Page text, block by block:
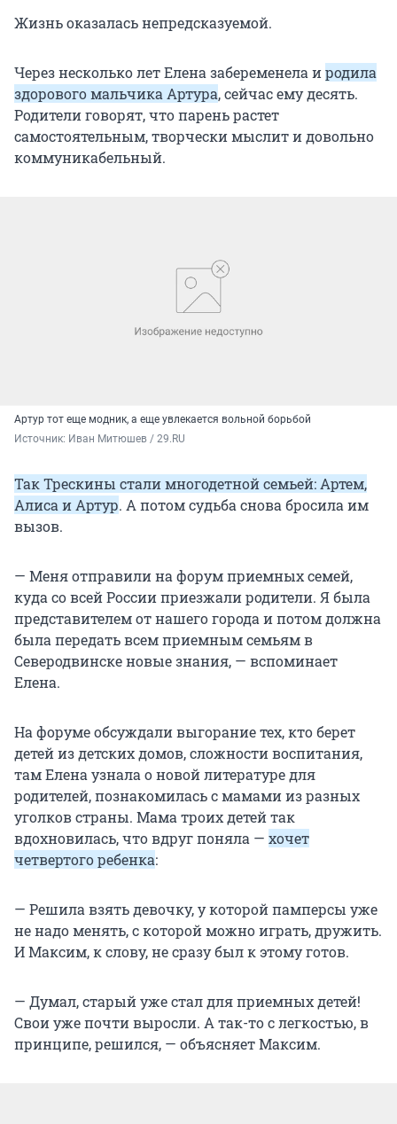
Жизнь оказалась непредсказуемой.
Через несколько лет Елена забеременела иродила
здорового мальчика Артура, сейчас ему десять.
Родители говорят, что парень растет
самостоятельным, творчески мыслит и довольно
коммуникабельный.
Артур тот еще модник, а еще увлекается вольной борьбой
Источник: Иван Митюшев / 29.RU
Так Трескины стали многодетной семьей: Артем,
Алиса и Артур. А потом судьба снова бросила им
вызов.
— Меня отправили на форум приемных семей,
куда со всей России приезжали родители. Я была
представителем от нашего города и потом должна
была передать всем приемным семьям в
Северодвинске новые знания, — вспоминает
Елена.
На форуме обсуждали выгорание тех, кто берет
детей из детских домов, сложности воспитания,
там Елена узнала о новой литературе для
родителей, познакомилась с мамами из разных
уголков страны. Мама троих детей так
вдохновилась, что вдруг поняла — хочет
четвертого ребенка:
— Решила взять девочку, у которой памперсы уже
не надо менять, с которой можно играть, дружить.
И Максим, к слову, не сразу был к этому готов.
— Думал, старый уже стал для приемных детей!
Свои уже почти выросли. А так-то с легкостью, в
принципе, решился, — объясняет Максим.